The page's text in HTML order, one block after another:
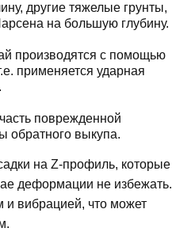
другие тяжелые грунты,
на большую глубину.
производятся с помощью
применяется ударная
поврежденной
обратного выкупа.
на Z-профиль, которые
деформации не избежать.
вибрацией, что может